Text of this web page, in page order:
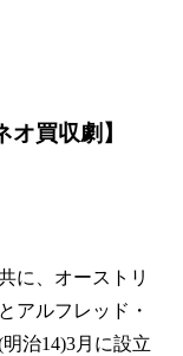
オ買収劇】
に、オーストリ
アルフレッド・
治14)3月に設立